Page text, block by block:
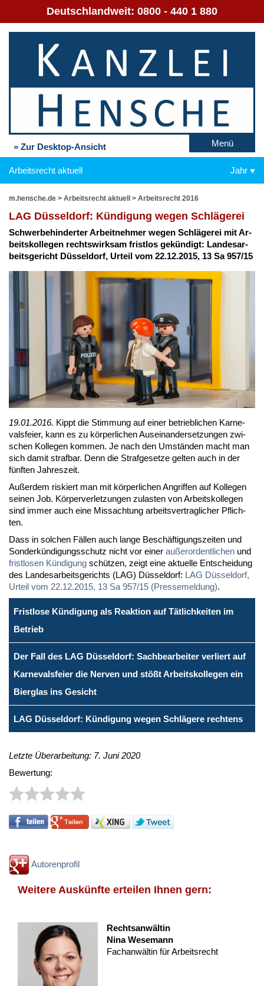
Deutschlandweit: 0800 - 440 1 880
» Zur Desktop-Ansicht Menü
Arbeitsrecht aktuell Jahr
m.hensche.de > Arbeitsrecht aktuell > Arbeitsrecht 2016
LAG Düs­sel­dorf: Kün­di­gung we­gen Schlä­ge­rei
Schwer­be­hin­der­ter Ar­beit­neh­mer we­gen Schlä­ge­rei mit Ar­
beits­kol­le­gen rechts­wirk­sam frist­los ge­kün­digt: Lan­des­ar­
beits­ge­richt Düs­sel­dorf, Ur­teil vom 22.12.2015, 13 Sa 957/15
19.01.2016. Kippt die Stim­mung auf ei­ner be­trieb­li­chen Kar­ne­
vals­fei­er, kann es zu kör­per­li­chen Aus­ein­an­der­set­zun­gen zwi­
schen Kol­le­gen kom­men. Je nach den Um­stän­den macht man
sich da­mit straf­bar. Denn die Straf­ge­set­ze gel­ten auch in der
fünf­ten Jah­res­zeit.
Au­ßer­dem ris­kiert man mit kör­per­li­chen An­grif­fen auf Kol­le­gen
sei­nen Job. Kör­per­ver­let­zun­gen zu­las­ten von Ar­beits­kol­le­gen
sind im­mer auch ei­ne Miss­ach­tung ar­beits­ver­trag­li­cher Pflich­
ten.
Dass in sol­chen Fäl­len auch lan­ge Be­schäf­ti­gungs­zei­ten und
Son­der­kün­di­gungs­schutz nicht vor ei­ner au­ßer­or­dent­li­chen und
frist­lo­sen Kün­di­gung schüt­zen, zeigt ei­ne ak­tu­el­le Ent­schei­dung
des Lan­des­ar­beits­ge­richts (LAG) Düs­sel­dorf: LAG Düs­sel­dorf,
Ur­teil vom 22.12.2015, 13 Sa 957/15 (Pres­se­mel­dung).
Fristlose Kündigung als Reaktion auf Tätlichkeiten im
Betrieb
Der Fall des LAG Düsseldorf: Sachbearbeiter verliert auf
Karnevalsfeier die Nerven und stößt Arbeitskollegen ein
Bierglas ins Gesicht
LAG Düsseldorf: Kündigung wegen Schlägere rechtens
Letzte Überarbeitung: 7. Juni 2020
Bewertung:
Autorenprofil
Weitere Auskünfte erteilen Ihnen gern:
Rechtsanwältin
Nina Wesemann
Fachanwältin für Arbeitsrecht